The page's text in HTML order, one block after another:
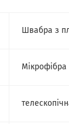
Швабра з
Мікрофібра